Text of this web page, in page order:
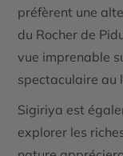
préfèrent une
du Rocher de
vue imprenable
spectaculaire au
Sigiriya est
explorer les